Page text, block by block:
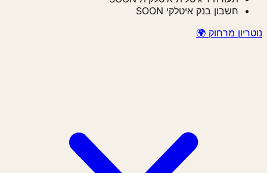
חשבון בנק איטלקי SOON
נוטריון מרחוק 🌍